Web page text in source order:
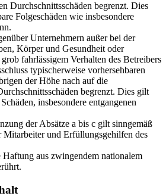
Durchschnittsschäden begrenzt. Dies
Folgeschäden wie insbesondere
Unternehmern außer bei der
Körper und Gesundheit oder
fahrlässigem Verhalten des Betreibers
typischerweise vorhersehbaren
der Höhe nach auf die
begrenzt. Dies gilt
insbesondere entgangenen
der Absätze a bis c gilt sinngemäß
Mitarbeiter und Erfüllungsgehilfen des
aus zwingendem nationalem